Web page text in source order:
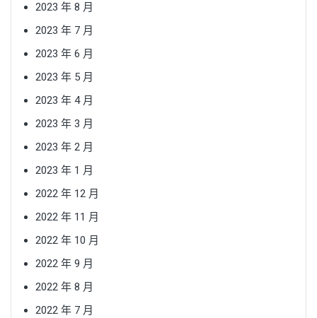
2023 年 8 月
2023 年 7 月
2023 年 6 月
2023 年 5 月
2023 年 4 月
2023 年 3 月
2023 年 2 月
2023 年 1 月
2022 年 12 月
2022 年 11 月
2022 年 10 月
2022 年 9 月
2022 年 8 月
2022 年 7 月